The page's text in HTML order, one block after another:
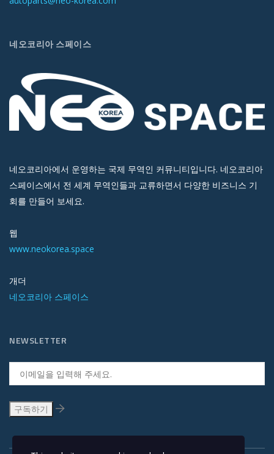
네오코리아 스페이스
네오코리아에서 운영하는 국제 무역인 커뮤니티입니다. 네오코리아
스페이스에서 전 세계 무역인들과 교류하면서 다양한 비즈니스 기
회를 만들어 보세요.
웹
www.neokorea.space
개더
네오코리아 스페이스
NEWSLETTER